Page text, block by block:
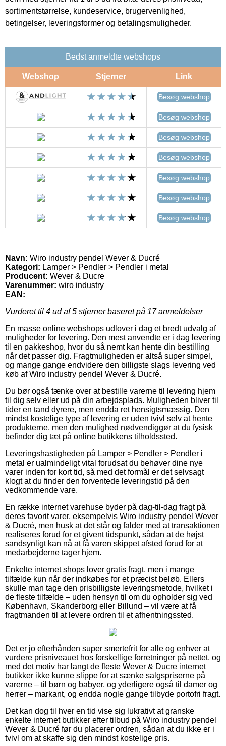
sortimentstørrelse, kundeservice, brugervenlighed,
betingelser, leveringsformer og betalingsmuligheder.
Bedst anmeldte webshops
Webshop Stjerner Link
Besøg webshop
Besøg webshop
Besøg webshop
Besøg webshop
Besøg webshop
Besøg webshop
Besøg webshop
Navn: Wiro industry pendel Wever & Ducré
Kategori: Lamper > Pendler > Pendler i metal
Producent: Wever & Ducre
Varenummer: wiro industry
EAN:
Vurderet til 4 ud af 5 stjerner baseret på 17anmeldelser
En masse online webshops udlover i dag et bredt udvalg af
muligheder for levering. Den mest anvendte er i dag levering
til en pakkeshop, hvor du så nemt kan hente din bestilling
når det passer dig. Fragtmuligheden er altså super simpel,
og mange gange endvidere den billigste slags levering ved
køb af Wiro industry pendel Wever & Ducré.
Du bør også tænke over at bestille varerne til levering hjem
til dig selv eller ud på din arbejdsplads. Muligheden bliver til
tider en tand dyrere, men endda ret hensigtsmæssig. Den
mindst kostelige type af levering er uden tvivl selv at hente
produkterne, men den mulighed nødvendiggør at du fysisk
befinder dig tæt på online butikkens tilholdssted.
Leveringshastigheden på Lamper > Pendler > Pendler i
metal er ualmindeligt vital forudsat du behøver dine nye
varer inden for kort tid, så med det formål er det selvsagt
klogt at du finder den forventede leveringstid på den
vedkommende vare.
En række internet varehuse byder på dag-til-dag fragt på
deres favorit varer, eksempelvis Wiro industry pendel Wever
& Ducré, men husk at det står og falder med at transaktionen
realiseres forud for et givent tidspunkt, sådan at de højst
sandsynligt kan nå at få varen skippet afsted forud for at
medarbejderne tager hjem.
Enkelte internet shops lover gratis fragt, men i mange
tilfælde kun når der indkøbes for et præcist beløb. Ellers
skulle man tage den prisbilligste leveringsmetode, hvilket i
de fleste tilfælde – uden hensyn til om du opholder sig ved
København, Skanderborg eller Billund – vil være at få
fragtmanden til at levere ordren til et afhentningssted.
Det er jo efterhånden super smertefrit for alle og enhver at
vurdere prisniveauet hos forskellige forretninger på nettet, og
med det motiv har langt de fleste Wever & Ducre internet
butikker ikke kunne slippe for at sænke salgspriserne på
varerne – til børn og babyer, og yderligere også til damer og
herrer – markant, og endda nogle gange tilbyde portofri fragt.
Det kan dog til hver en tid vise sig lukrativt at granske
enkelte internet butikker efter tilbud på Wiro industry pendel
Wever & Ducré før du placerer ordren, sådan at du ikke er i
tvivl om at skaffe sig den mindst kostelige pris.